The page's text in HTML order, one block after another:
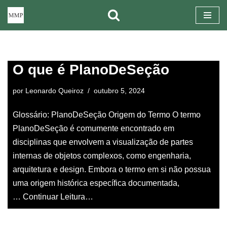
conteúdo
O que é PlanoDeSeção
por Leonardo Queiroz outubro 5, 2024
Glossário: PlanoDeSeção Origem do Termo O termo
PlanoDeSeção é comumente encontrado em
disciplinas que envolvem a visualização de partes
internas de objetos complexos, como engenharia,
arquitetura e design. Embora o termo em si não possua
uma origem histórica específica documentada,
… Continuar Leitura…